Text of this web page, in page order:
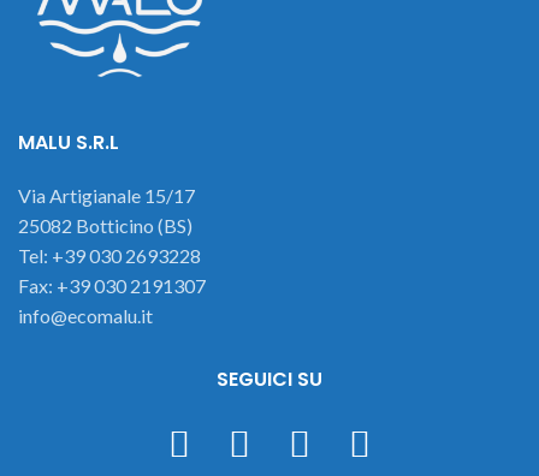
MALU S.R.L
Via Artigianale 15/17
25082 Botticino (BS)
Tel: +39 030 2693228
Fax: +39 030 2191307
info@ecomalu.it
SEGUICI SU